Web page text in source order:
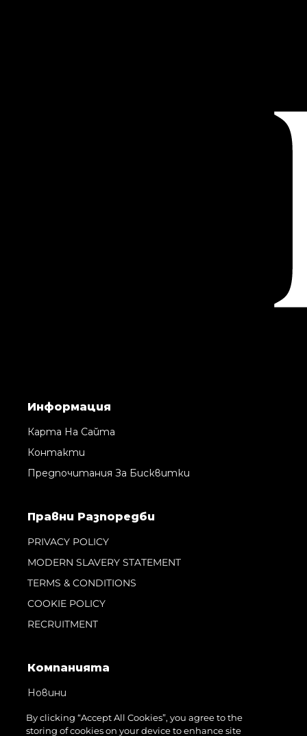
Информация
Карта На Сайта
Контакти
Предпочитания За Бисквитки
Правни Pазпоредби
PRIVACY POLICY
MODERN SLAVERY STATEMENT
TERMS & CONDITIONS
COOKIE POLICY
RECRUITMENT
Компанията
Новини
Събития
By clicking “Accept All Cookies”, you agree to the
storing of cookies on your device to enhance site